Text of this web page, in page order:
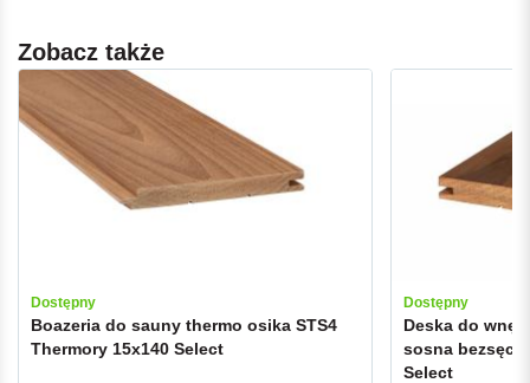
Zobacz także
Dostępny
Boazeria do sauny thermo osika STS4
Thermory 15x140 Select
Dostępny
Deska do
sosna
Select